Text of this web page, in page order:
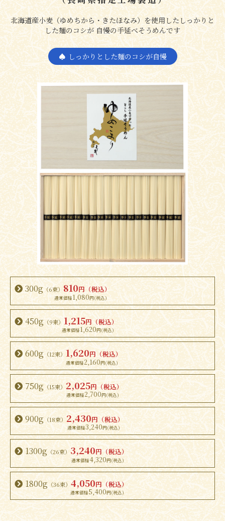
北海道産小麦（ゆめちから・きたほなみ）を使用したしっかりと
した麺のコシが 自慢の手延べそうめんです
しっかりとした麺のコシが自慢
300g （6束） 810円（税込）
1,080
450g （9束） 1,215円（税込）
1,620
600g （12束） 1,620円（税込）
2,160
750g （15束） 2,025円（税込）
2,700
900g （18束） 2,430円（税込）
3,240
1300g （26束） 3,240円（税込）
4,320
1800g （36束） 4,050円（税込）
5,400